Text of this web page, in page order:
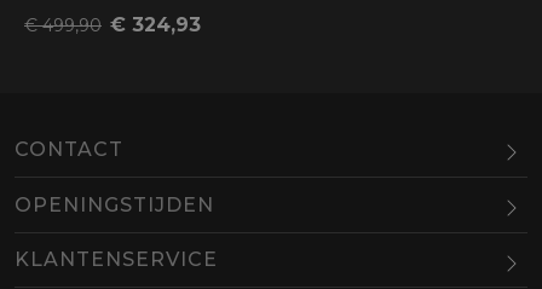
€ 499,90 € 324,93
CONTACT
OPENINGSTIJDEN
Maandag
KLANTENSERVICE